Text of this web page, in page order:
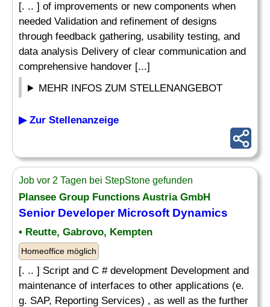
[. .. ] of improvements or new components when
needed Validation and refinement of designs
through feedback gathering, usability testing, and
data analysis Delivery of clear communication and
comprehensive handover [...]
MEHR INFOS ZUM STELLENANGEBOT
▶ Zur Stellenanzeige
Job vor 2 Tagen bei StepStone gefunden
Plansee Group Functions Austria GmbH
Senior DeveloperMicrosoft Dynamics
• Reutte, Gabrovo, Kempten
Homeoffice möglich
[. .. ] Script and C # development Development and
maintenance of interfaces to other applications (e.
g. SAP, Reporting Services) , as well as the further